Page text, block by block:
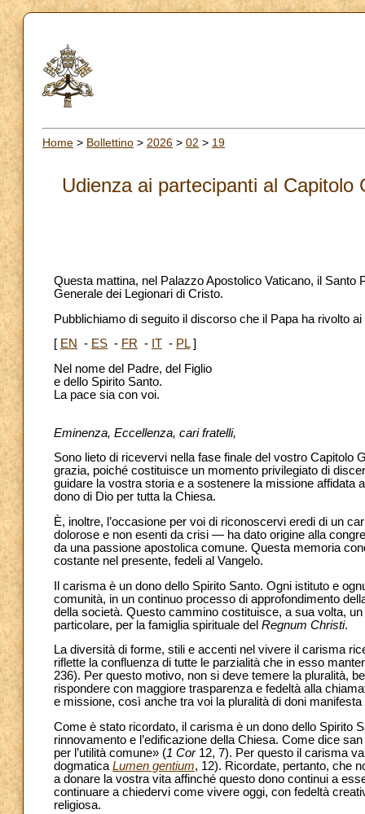
Home > Bollettino > 2026 > 02 > 19
Udienza ai partecipanti al
Questa mattina, nel Palazzo Apostolico Vaticano, il
Generale dei Legionari di Cristo.
Pubblichiamo di seguito il discorso che il Papa ha rivolto ai
[ EN - ES - FR - IT - PL]
Nel nome del Padre, del Figlio
e dello Spirito Santo.
La pace sia con voi.
Eminenza, Eccellenza, cari fratelli,
Sono lieto di ricevervi nella fase finale del vostro Capitolo
grazia, poiché costituisce un momento privilegiato di
guidare la vostra storia e a sostenere la missione affidata
dono di Dio per tutta la Chiesa.
È, inoltre, l’occasione per voi di riconoscervi eredi di un
dolorose e non esenti da crisi — ha dato origine alla
da una passione apostolica comune. Questa memoria
costante nel presente, fedeli al Vangelo.
Il carisma è un dono dello Spirito Santo. Ogni istituto e
comunità, in un continuo processo di approfondimento
della società. Questo cammino costituisce, a sua volta,
particolare, per la famiglia spirituale del Regnum Christi.
La diversità di forme, stili e accenti nel vivere il carisma
riflette la confluenza di tutte le parzialità che in esso
236). Per questo motivo, non si deve temere la pluralità,
rispondere con maggiore trasparenza e fedeltà alla
e missione, così anche tra voi la pluralità di doni
Come è stato ricordato, il carisma è un dono dello Spirito
rinnovamento e l’edificazione della Chiesa. Come dice
per l’utilità comune» (1 Cor12, 7). Per questo il carisma
dogmatica Lumen gentium, 12). Ricordate, pertanto, che
a donare la vostra vita affinché questo dono continui a
continuare a chiedervi come vivere oggi, con fedeltà
religiosa.